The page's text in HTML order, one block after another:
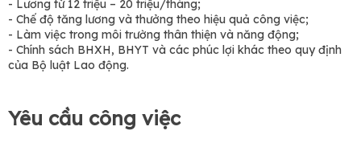
- Lương từ 12 triệu – 20 triệu/tháng;
- Chế độ tăng lương và thưởng theo hiệu quả công việc;
- Làm việc trong môi trường thân thiện và năng động;
- Chính sách BHXH, BHYT và các phúc lợi khác theo quy định
của Bộ luật Lao động.
Yêu cầu công việc